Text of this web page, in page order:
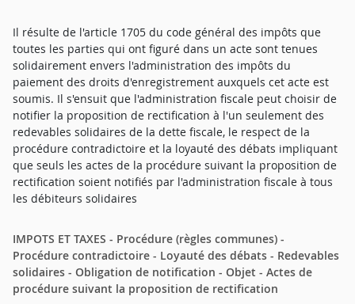
Il résulte de l'article 1705 du code général des impôts que
toutes les parties qui ont figuré dans un acte sont tenues
solidairement envers l'administration des impôts du
paiement des droits d'enregistrement auxquels cet acte est
soumis. Il s'ensuit que l'administration fiscale peut choisir de
notifier la proposition de rectification à l'un seulement des
redevables solidaires de la dette fiscale, le respect de la
procédure contradictoire et la loyauté des débats impliquant
que seuls les actes de la procédure suivant la proposition de
rectification soient notifiés par l'administration fiscale à tous
les débiteurs solidaires
IMPOTS ET TAXES - Procédure (règles communes) -
Procédure contradictoire - Loyauté des débats - Redevables
solidaires - Obligation de notification - Objet - Actes de
procédure suivant la proposition de rectification